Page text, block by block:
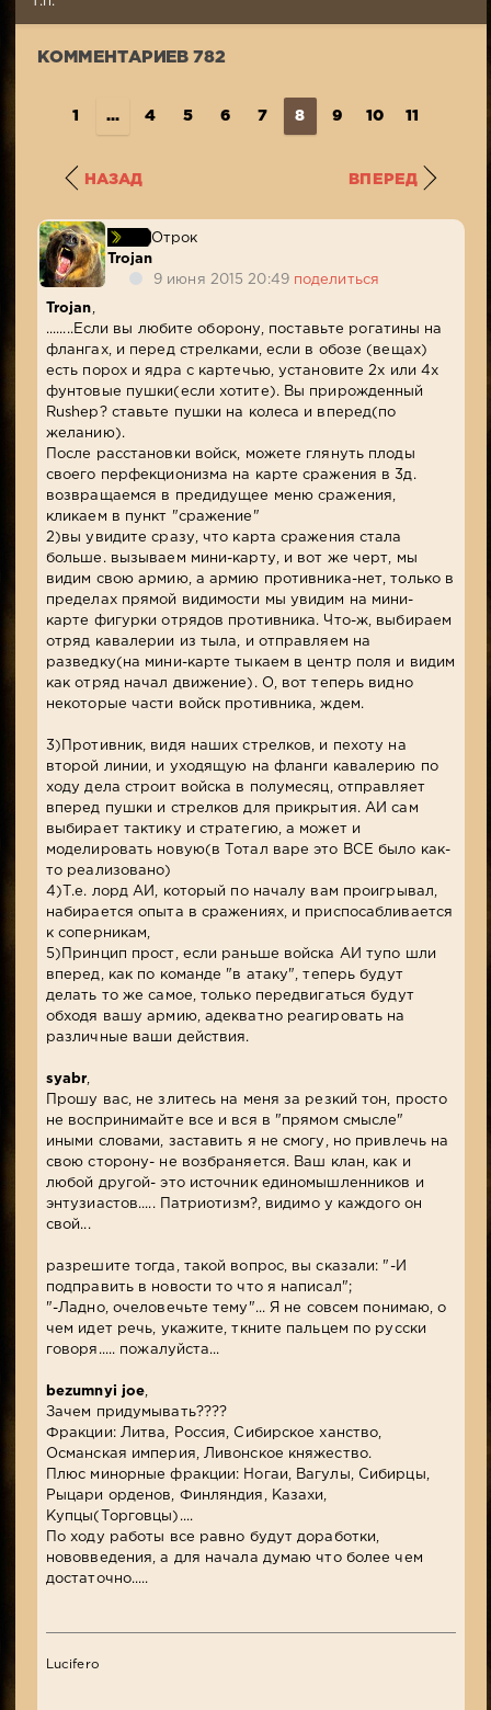
274
КОММЕНТАРИЕВ 782
1 ... 4 5 6 7 8 9 10 11
НАЗАД ВПЕРЕД
Отрок
Trojan
9 июня 2015 20:49 поделиться
Trojan,
........Если вы любите оборону, поставьте рогатины на
флангах, и перед стрелками, если в обозе (вещах)
есть порох и ядра с картечью, установите 2х или 4х
фунтовые пушки(если хотите). Вы прирожденный
Rushер? ставьте пушки на колеса и вперед(по
желанию).
После расстановки войск, можете глянуть плоды
своего перфекционизма на карте сражения в 3д.
возвращаемся в предидущее меню сражения,
кликаем в пункт "сражение"
2)вы увидите сразу, что карта сражения стала
больше. вызываем мини-карту, и вот же черт, мы
видим свою армию, а армию противника-нет, только в
пределах прямой видимости мы увидим на мини-
карте фигурки отрядов противника. Что-ж, выбираем
отряд кавалерии из тыла, и отправляем на
разведку(на мини-карте тыкаем в центр поля и видим
как отряд начал движение). О, вот теперь видно
некоторые части войск противника, ждем.
3)Противник, видя наших стрелков, и пехоту на
второй линии, и уходящую на фланги кавалерию по
ходу дела строит войска в полумесяц, отправляет
вперед пушки и стрелков для прикрытия. АИ сам
выбирает тактику и стратегию, а может и
моделировать новую(в Тотал варе это ВСЕ было как-
то реализовано)
4)Т.е. лорд АИ, который по началу вам проигрывал,
набирается опыта в сражениях, и приспосабливается
к соперникам,
5)Принцип прост, если раньше войска АИ тупо шли
вперед, как по команде "в атаку", теперь будут
делать то же самое, только передвигаться будут
обходя вашу армию, адекватно реагировать на
различные ваши действия.
syabr,
Прошу вас, не злитесь на меня за резкий тон, просто
не воспринимайте все и вся в "прямом смысле"
иными словами, заставить я не смогу, но привлечь на
свою сторону- не возбраняется. Ваш клан, как и
любой другой- это источник единомышленников и
энтузиастов..... Патриотизм?, видимо у каждого он
свой...
разрешите тогда, такой вопрос, вы сказали: "-И
подправить в новости то что я написал";
"-Ладно, очеловечьте тему"... Я не совсем понимаю, о
чем идет речь, укажите, ткните пальцем по русски
говоря..... пожалуйста...
bezumnyi joe,
Зачем придумывать????
Фракции: Литва, Россия, Сибирское ханство,
Османская империя, Ливонское княжество.
Плюс минорные фракции: Ногаи, Вагулы, Сибирцы,
Рыцари орденов, Финляндия, Казахи,
Купцы(Торговцы)....
По ходу работы все равно будут доработки,
нововведения, а для начала думаю что более чем
достаточно.....
Lucifero